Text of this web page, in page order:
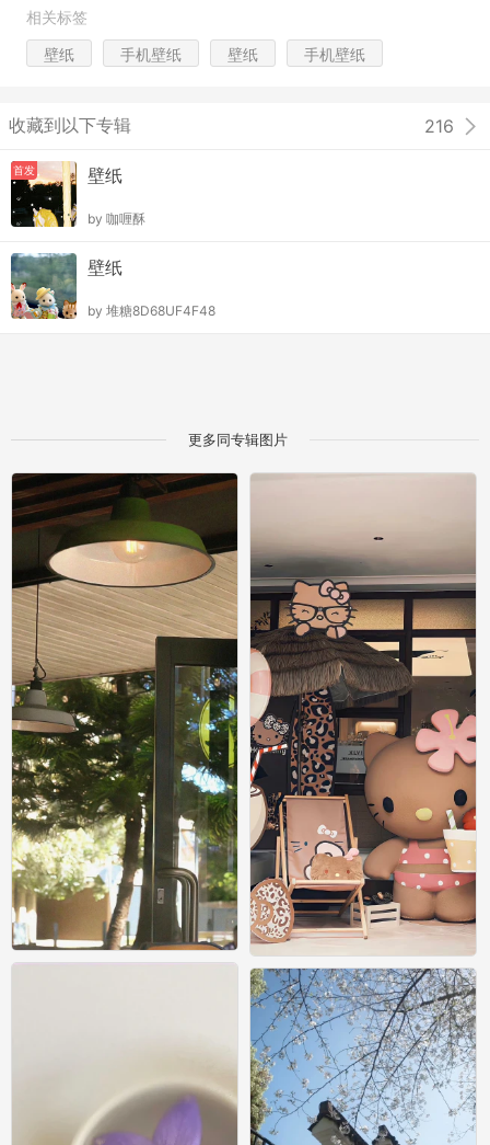
相关标签
壁纸 手机壁纸 壁纸 手机壁纸
收藏到以下专辑 216
首发 壁纸
by 咖喱酥
壁纸
by 堆糖8D68UF4F48
更多同专辑图片
壁纸
0